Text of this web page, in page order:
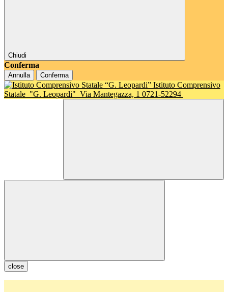
Chiudi
Conferma
Annulla Conferma
Istituto Comprensivo
Statale "G. Leopardi" Via Mantegazza, 1 0721-52294
close